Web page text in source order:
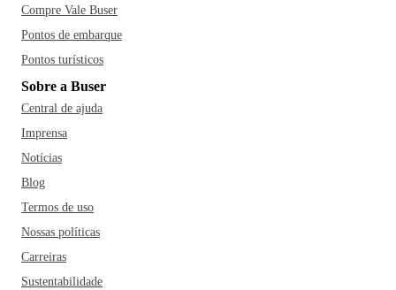
Compre Vale Buser
Pontos de embarque
Pontos turísticos
Sobre a Buser
Central de ajuda
Imprensa
Notícias
Blog
Termos de uso
Nossas políticas
Carreiras
Sustentabilidade